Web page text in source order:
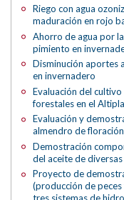
Riego con agua
maduración en rojo
Ahorro de agua por
pimiento en
Disminución aportes
en invernadero
Evaluación del
forestales en el
Evaluación y
almendro de
Demostración
del aceite de
Proyecto de
(producción de